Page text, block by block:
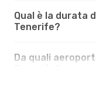
Qual è la durata
Tenerife?
Da quali